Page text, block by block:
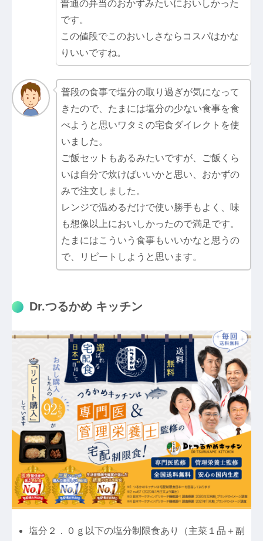
普通の弁当のおかずみたいにおいしかった
です。
この値段でこのおいしさならコスパはかな
りいいですね。
普段の食事で塩分の取り過ぎが気になって
きたので、たまには塩分の少ない食事を食
べようと思いワタミの宅食ダイレクトを使
いました。
ご飯セットもあるみたいですが、ご飯くら
いは自分で炊けばいいかと思い、おかずの
みで注文しました。
レンジで温めるだけで使い勝手もよく、味
も想像以上においしかったので満足です。
たまにはこういう食事もいいかなと思うの
で、リピートしようと思います。
Dr.つるかめ キッチン
塩分２．０ｇ以下の塩分制限食あり（主菜１品＋副